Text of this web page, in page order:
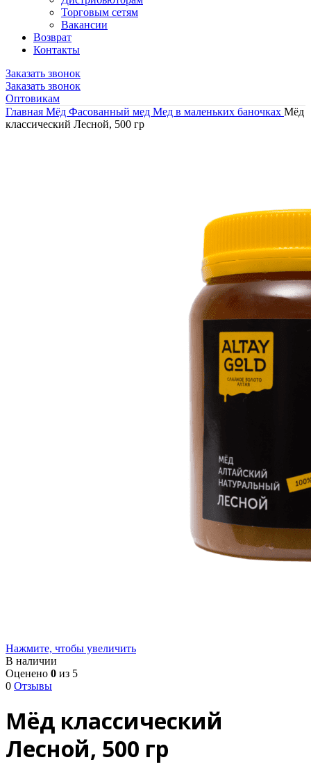
Торговым сетям
Вакансии
Возврат
Контакты
Заказать звонок
Заказать звонок
Оптовикам
Главная Мёд Фасованный мед Мед в маленьких баночках Мёд
классический Лесной, 500 гр
Нажмите, чтобы увеличить
В наличии
Оценено 0 из 5
0 Отзывы
Мёд классический
Лесной, 500 гр